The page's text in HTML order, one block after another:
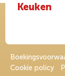
Keuken
Cookie policy